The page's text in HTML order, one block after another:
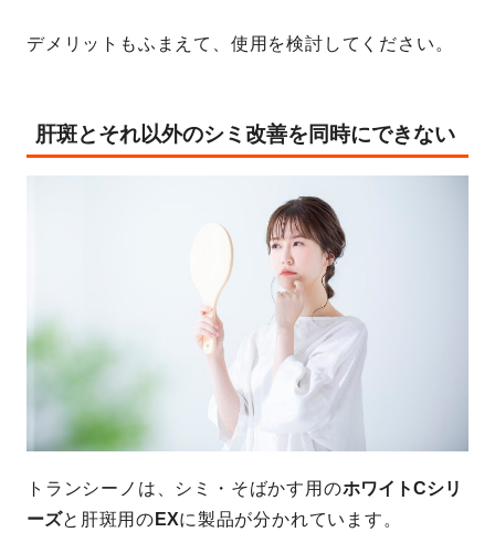
デメリットもふまえて、使用を検討してください。
肝斑とそれ以外のシミ改善を同時にできない
トランシーノは、シミ・そばかす用のホワイトCシリ
ーズと肝斑用の EXに製品が分かれています。